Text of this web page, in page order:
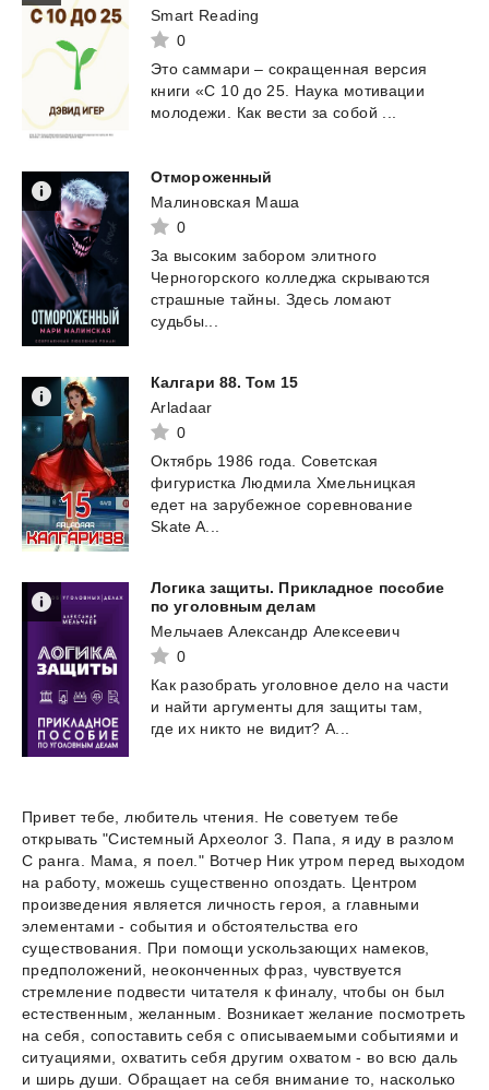
Smart Reading
0
Это саммари – сокращенная версия
книги «С 10 до 25. Наука мотивации
молодежи.
Как вести за собой
Отмороженный
Малиновская Маша
0
За высоким забором элитного
Черногорского колледжа скрываются
страшные тайны. Здесь ломают
судьбы...
Калгари 88. Том 15
Arladaar
0
Октябрь 1986 года. Советская
фигуристка Людмила Хмельницкая
едет на зарубежное соревнование
Skate A...
Логика защиты. Прикладное пособие
по уголовным делам
Мельчаев Александр Алексеевич
0
Как разобрать уголовное дело на части
и найти аргументы для защиты там,
где их никто не видит? А...
Привет тебе, любитель чтения. Не советуем тебе
открывать "Системный Археолог 3. Папа, я иду в разлом
C ранга. Мама, я поел." Вотчер Ник утром перед выходом
на работу, можешь существенно опоздать. Центром
произведения является личность героя, а главными
элементами - события и обстоятельства его
существования. При помощи ускользающих намеков,
предположений, неоконченных фраз, чувствуется
стремление подвести читателя к финалу, чтобы он был
естественным, желанным. Возникает желание посмотреть
на себя, сопоставить себя с описываемыми событиями и
ситуациями, охватить себя другим охватом - во всю даль
и ширь души. Обращает на себя внимание то, насколько